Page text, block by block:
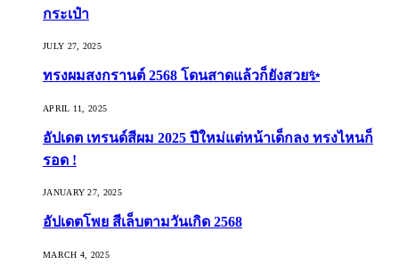
กระเป๋า
JULY 27, 2025
ทรงผมสงกรานต์ 2568 โดนสาดแล้วก็ยังสวย✨
APRIL 11, 2025
อัปเดต เทรนด์สีผม 2025 ปีใหม่แต่หน้าเด็กลง ทรงไหนก็
รอด !
JANUARY 27, 2025
อัปเดตโพย สีเล็บตามวันเกิด 2568
MARCH 4, 2025